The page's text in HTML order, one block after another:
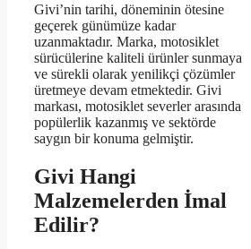
Givi’nin tarihi, döneminin ötesine
geçerek günümüze kadar
uzanmaktadır. Marka, motosiklet
sürücülerine kaliteli ürünler sunmaya
ve sürekli olarak yenilikçi çözümler
üretmeye devam etmektedir. Givi
markası, motosiklet severler arasında
popülerlik kazanmış ve sektörde
saygın bir konuma gelmiştir.
Givi Hangi
Malzemelerden İmal
Edilir?